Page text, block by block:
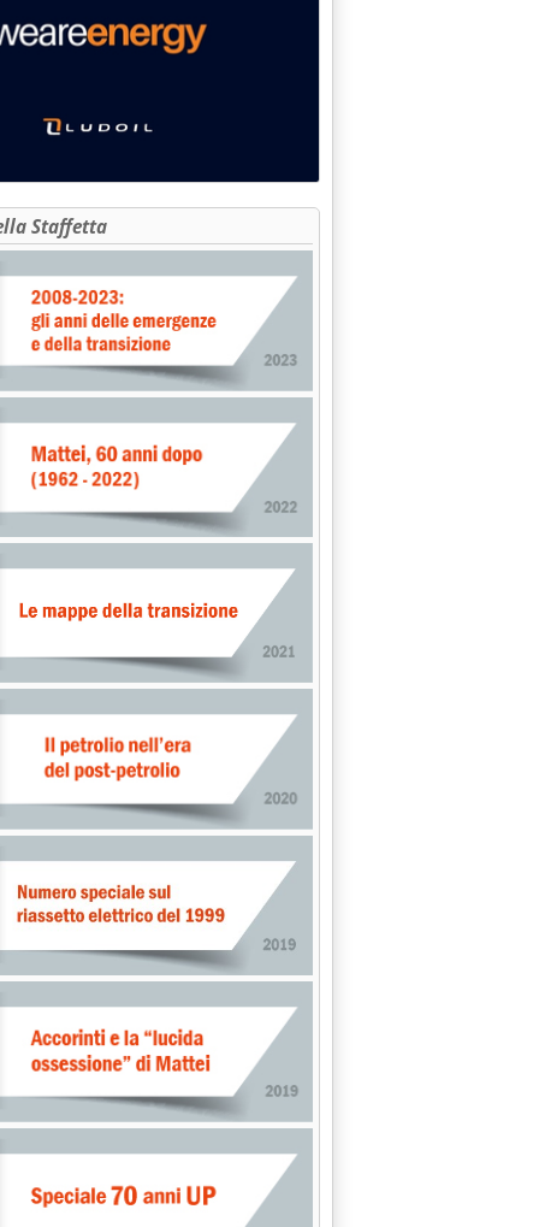
annacquato'
Medio Oriente alla fine il pallino tornerà in mano all'Arabia
Staffetta